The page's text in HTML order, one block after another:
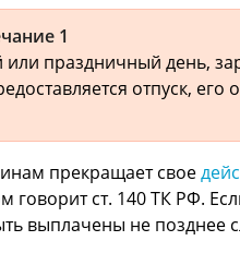
1
праздничный день,
отпуск, его
прекращает свое
говорит ст. 140 ТК РФ.
выплачены не позднее